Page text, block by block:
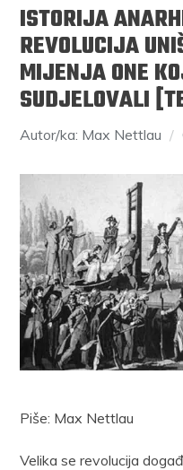
ISTORIJA
REVOLUCIJA
MIJENJA ONE
SUDJELOVALI
Autor/ka: Max Nettlau
Piše: Max Nettlau
Velika se revolucija